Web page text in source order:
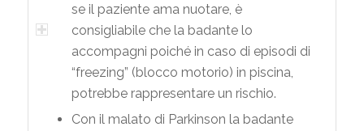
se il paziente ama nuotare, è
consigliabile che la badante lo
accompagni poiché in caso di episodi di
“freezing” (blocco motorio) in piscina,
potrebbe rappresentare un rischio.
Con il malato di Parkinson la badante